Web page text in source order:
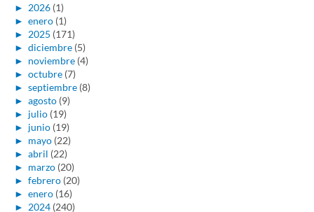
► 2026 (1)
► enero (1)
► 2025 (171)
► diciembre (5)
► noviembre (4)
► octubre (7)
► septiembre (8)
► agosto (9)
► julio (19)
► junio (19)
► mayo (22)
► abril (22)
► marzo (20)
► febrero (20)
► enero (16)
► 2024 (240)